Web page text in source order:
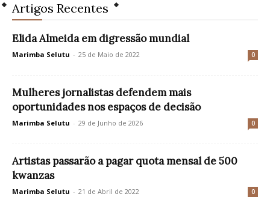
Artigos Recentes
Elida Almeida em digressão mundial
Marimba Selutu - 25 de Maio de 2022 0
Mulheres jornalistas defendem mais
oportunidades nos espaços de decisão
Marimba Selutu - 29 de Junho de 2026 0
Artistas passarão a pagar quota mensal de 500
kwanzas
Marimba Selutu - 21 de Abril de 2022 0